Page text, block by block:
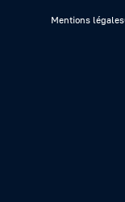
Mentions légales